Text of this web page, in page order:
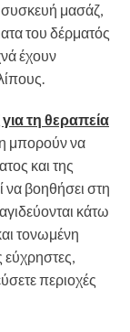
συσκευή μασάζ,
του δέρματός
έχουν
τη θεραπεία
μπορούν να
και της
βοηθήσει στη
κάτω
τονωμένη
εύχρηστες,
περιοχές